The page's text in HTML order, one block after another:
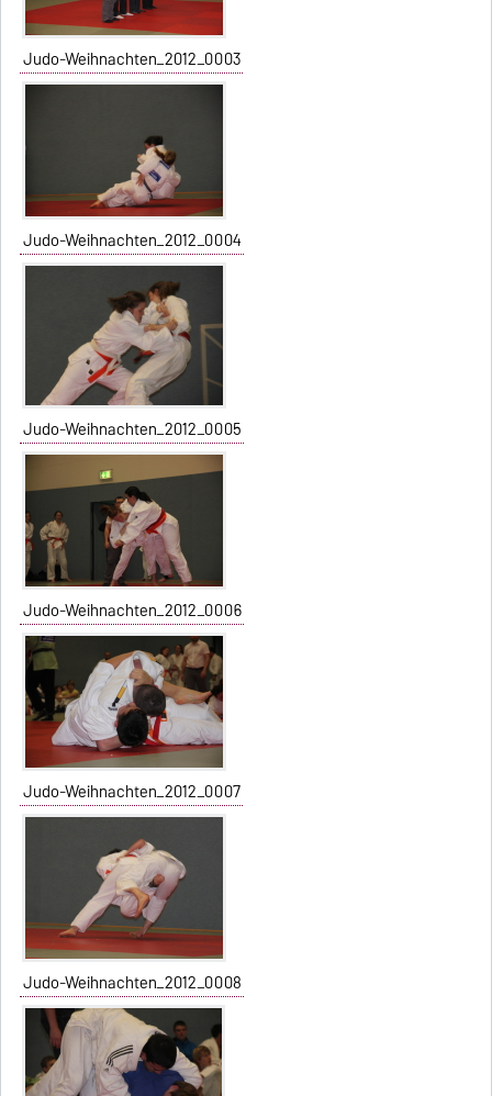
Judo-Weihnachten_2012_0003
Judo-Weihnachten_2012_0004
Judo-Weihnachten_2012_0005
Judo-Weihnachten_2012_0006
Judo-Weihnachten_2012_0007
Judo-Weihnachten_2012_0008